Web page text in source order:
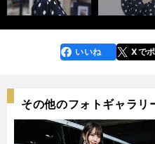
faceboo
k
いいね Xで
その他のフォトギャラリ